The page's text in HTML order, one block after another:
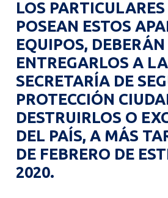
LOS
POSEAN ESTOS
EQUIPOS, DEBERÁN
ENTREGARLOS A LA
SECRETARÍA DE
PROTECCIÓN
DESTRUIRLOS O
DEL PAÍS, A MÁS
DE FEBRERO DE
2020.